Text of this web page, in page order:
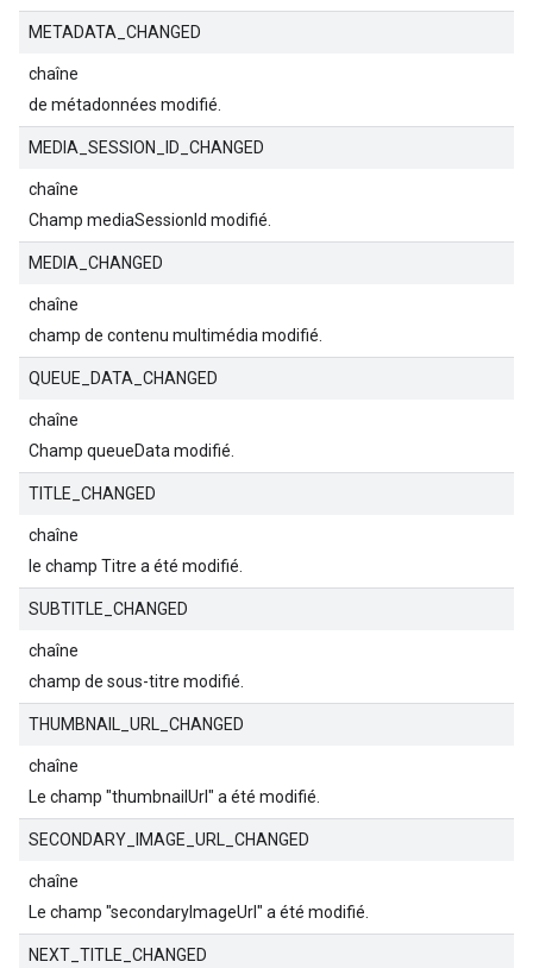
METADATA_CHANGED
chaîne
de métadonnées modifié.
MEDIA_SESSION_ID_CHANGED
chaîne
Champ mediaSessionId modifié.
MEDIA_CHANGED
chaîne
champ de contenu multimédia modifié.
QUEUE_DATA_CHANGED
chaîne
Champ queueData modifié.
TITLE_CHANGED
chaîne
le champ Titre a été modifié.
SUBTITLE_CHANGED
chaîne
champ de sous-titre modifié.
THUMBNAIL_URL_CHANGED
chaîne
Le champ "thumbnailUrl" a été modifié.
SECONDARY_IMAGE_URL_CHANGED
chaîne
Le champ "secondaryImageUrl" a été modifié.
NEXT_TITLE_CHANGED